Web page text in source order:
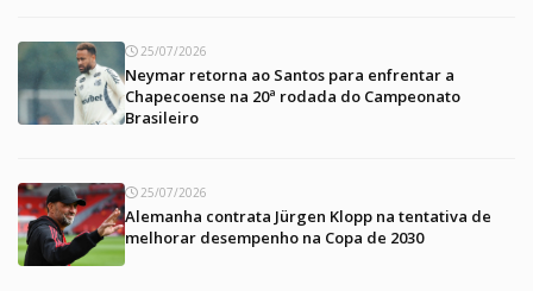
25/07/2026
Neymar retorna ao Santos para enfrentar a
Chapecoense na 20ª rodada do Campeonato
Brasileiro
25/07/2026
Alemanha contrata Jürgen Klopp na tentativa de
melhorar desempenho na Copa de 2030